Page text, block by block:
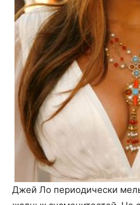
Джей Ло периодически